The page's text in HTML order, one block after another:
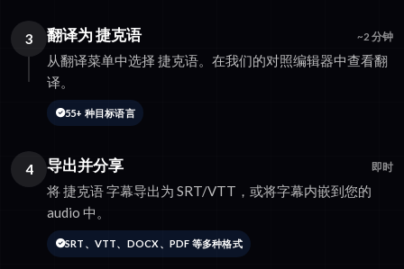
3 翻译为 捷克语 ~2 分钟
从翻译菜单中选择 捷克语。在我们的对照编辑器中查看翻
译。
55+ 种目标语言
4 导出并分享 即时
将 捷克语 字幕导出为 SRT/VTT，或将字幕内嵌到您的
audio 中。
SRT、VTT、DOCX、PDF 等多种格式